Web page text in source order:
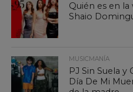
Quién es en la
Shaio
MUSICMANÍA
PJ Sin Suela y
Día De Mi